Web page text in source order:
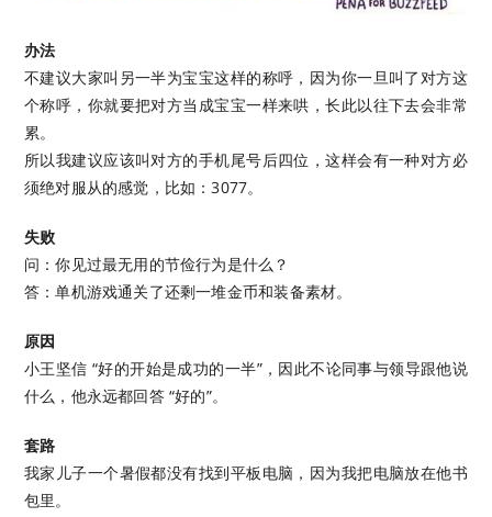
办法
不建议大家叫另一半为宝宝这样的称呼，因为你一旦叫了对方这
个称呼，你就要把对方当成宝宝一样来哄，长此以往下去会非常
累。
所以我建议应该叫对方的手机尾号后四位，这样会有一种对方必
须绝对服从的感觉，比如：3077。
失败
问：你见过最无用的节俭行为是什么？
答：单机游戏通关了还剩一堆金币和装备素材。
原因
小王坚信 “好的开始是成功的一半”，因此不论同事与领导跟他说
什么，他永远都回答 “好的”。
套路
我家儿子一个暑假都没有找到平板电脑，因为我把电脑放在他书
包里。